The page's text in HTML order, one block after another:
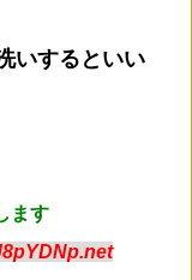
いするといい
ます